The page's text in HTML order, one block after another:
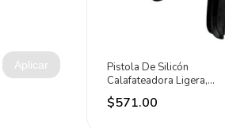
Aplicar
Pistola De Silicón
Calafateadora Ligera,
Ergonómica Urrea
Negro
$571.00